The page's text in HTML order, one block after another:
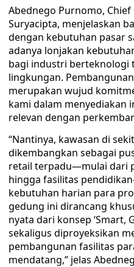
Abednego Purnomo,
Suryacipta, menjelaskan
dengan kebutuhan pasar
adanya lonjakan
bagi industri berteknologi
lingkungan.
merupakan wujud
kami dalam menyediakan
relevan dengan
“Nantinya, kawasan di
dikembangkan sebagai
retail terpadu—mulai dari
hingga fasilitas
kebutuhan harian para
gedung ini dirancang
nyata dari konsep ‘Smart,
sekaligus diproyeksikan
pembangunan fasilitas
mendatang,” jelas